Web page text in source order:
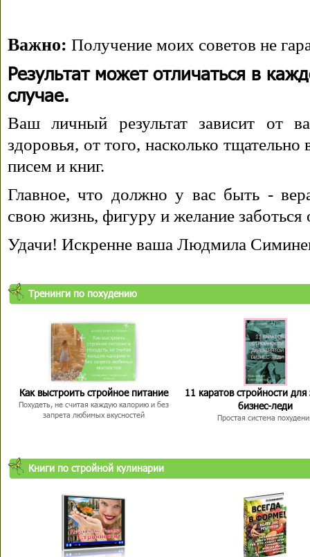
Важно: Получение моих советов не
Результат может отличаться в
случае.
Ваш личный результат зависит от
здоровья, от того, насколько
писем и книг.
Главное, что должно у вас быть -
свою жизнь, фигуру и желание заботься
Удачи! Искренне ваша Людмила
Тренинги по похудению
Как выстроить стройное питание
Похудеть, не считая каждую калорию и без
запрета любимых вкусностей
11 каратов стройности для
бизнес-леди
Простая система
Книги по стройной кулинарии